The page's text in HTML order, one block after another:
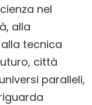
nel
alla
tecnica
città
paralleli,